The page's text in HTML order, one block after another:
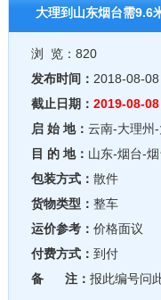
大理到山东烟台需9.6
浏 览：820
发布时间： 2018-08-
截止日期： 2019-08-
启 始 地： 云南-大理州
目 的 地： 山东-烟台-
包装方式： 散件
货物类型： 整车
运价参考： 价格面议
付费方式： 到付
备 注： 报此编号问